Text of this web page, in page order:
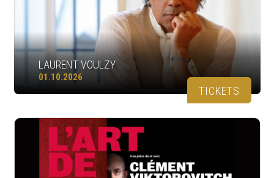
LAURENT VOULZY
01.10.2026
TICKETS